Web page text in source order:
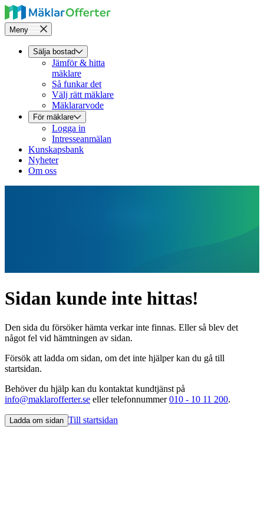
Meny
Sälja bostad
Jämför & hitta
mäklare
Så funkar det
Välj rätt mäklare
Mäklararvode
För mäklare
Logga in
Intresseanmälan
Kunskapsbank
Nyheter
Om oss
Sidan kunde inte hittas!
Den sida du försöker hämta verkar inte finnas. Eller så blev det
något fel vid hämtningen av sidan.
Försök att ladda om sidan, om det inte hjälper kan du gå till
startsidan.
Behöver du hjälp kan du kontaktat kundtjänst på
info@maklarofferter.se eller telefonnummer010 - 10 11 200.
Ladda om sidan Till startsidan